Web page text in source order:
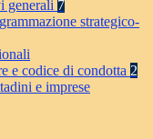
generali 7
strategico-
e codice di condotta 2
e imprese